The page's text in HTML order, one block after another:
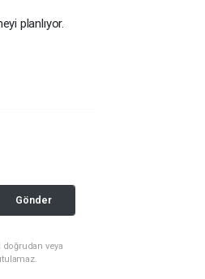
planlıyor.
Gönder
veya